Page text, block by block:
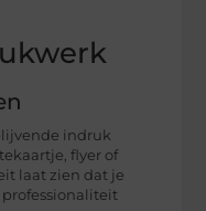
indruk
flyer of
laat zien dat je